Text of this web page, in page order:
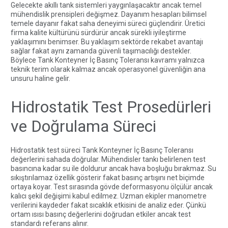
Gelecekte akıllı tank sistemleri yaygınlaşacaktır ancak temel
mühendislik prensipleri değişmez. Dayanım hesapları bilimsel
temele dayanır fakat saha deneyimi süreci güçlendirir. Üretici
firma kalite kültürünü sürdürür ancak sürekli iyileştirme
yaklaşımını benimser. Bu yaklaşım sektörde rekabet avantajı
sağlar fakat aynı zamanda güvenli taşımacılığı destekler.
Böylece Tank Konteyner İç Basınç Toleransı kavramı yalnızca
teknik terim olarak kalmaz ancak operasyonel güvenliğin ana
unsuru haline gelir.
Hidrostatik Test Prosedürleri
ve Doğrulama Süreci
Hidrostatik test süreci Tank Konteyner İç Basınç Toleransı
değerlerini sahada doğrular. Mühendisler tankı belirlenen test
basıncına kadar su ile doldurur ancak hava boşluğu bırakmaz. Su
sıkıştırılamaz özellik gösterir fakat basınç artışını net biçimde
ortaya koyar. Test sırasında gövde deformasyonu ölçülür ancak
kalıcı şekil değişimi kabul edilmez. Uzman ekipler manometre
verilerini kaydeder fakat sıcaklık etkisini de analiz eder. Çünkü
ortam ısısı basınç değerlerini doğrudan etkiler ancak test
standardı referans alınır.